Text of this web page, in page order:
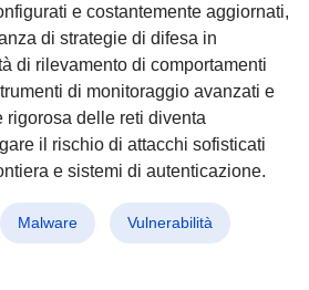
e costantemente aggiornati,
di strategie di difesa in
di rilevamento di comportamenti
di monitoraggio avanzati e
rigorosa delle reti diventa
il rischio di attacchi sofisticati
e sistemi di autenticazione.
Malware Vulnerabilità